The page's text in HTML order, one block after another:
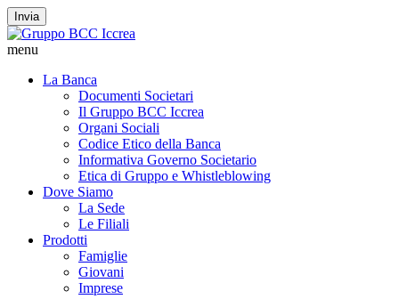
Invia
menu
La Banca
Documenti Societari
Il Gruppo BCC Iccrea
Organi Sociali
Codice Etico della Banca
Informativa Governo Societario
Etica di Gruppo e Whistleblowing
Dove Siamo
La Sede
Le Filiali
Prodotti
Famiglie
Giovani
Imprese